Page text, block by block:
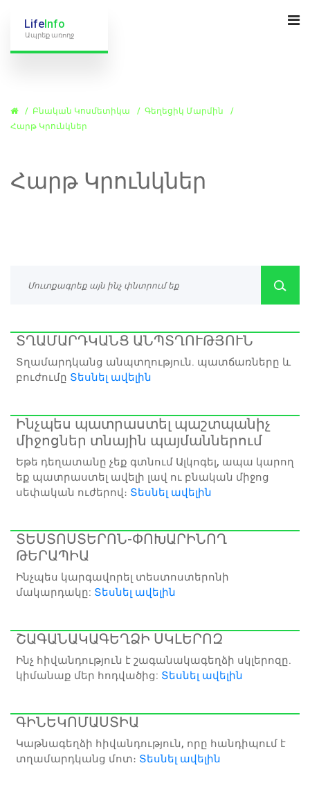
LifeInfo
Ապրեք առողջ
Բնական Կոսմետիկա
Գեղեցիկ Մարմին
Հարթ Կրունկներ
Հարթ Կրունկներ
ՏՂԱՄԱՐԴԿԱՆՑ ԱՆՊՏՂՈՒԹՅՈՒՆ
Տղամարդկանց անպտղություն. պատճառները և
բուժումը Տեսնել ավելին
Ինչպես պատրաստել պաշտպանիչ
միջոցներ տնային պայմաններում
Եթե դեղատանը չեք գտնում Ալկոգել, ապա կարող
եք պատրաստել ավելի լավ ու բնական միջոց
սեփական ուժերով։ Տեսնել ավելին
ՏԵՍՏՈՍՏԵՐՈՆ-ՓՈԽԱՐԻՆՈՂ
ԹԵՐԱՊԻԱ
Ինչպես կարգավորել տեստոստերոնի
մակարդակը: Տեսնել ավելին
ՇԱԳԱՆԱԿԱԳԵՂՁԻ ՍԿԼԵՐՈԶ
Ինչ հիվանդություն է շագանակագեղձի սկլերոզը.
կիմանաք մեր հոդվածից: Տեսնել ավելին
ԳԻՆԵԿՈՄԱՍՏԻԱ
Կաթնագեղձի հիվանդություն, որը հանդիպում է
տղամարդկանց մոտ։ Տեսնել ավելին